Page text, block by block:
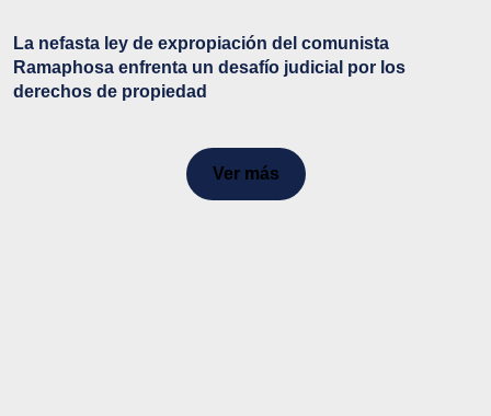
La nefasta ley de expropiación del comunista
Ramaphosa enfrenta un desafío judicial por los
derechos de propiedad
Ver más